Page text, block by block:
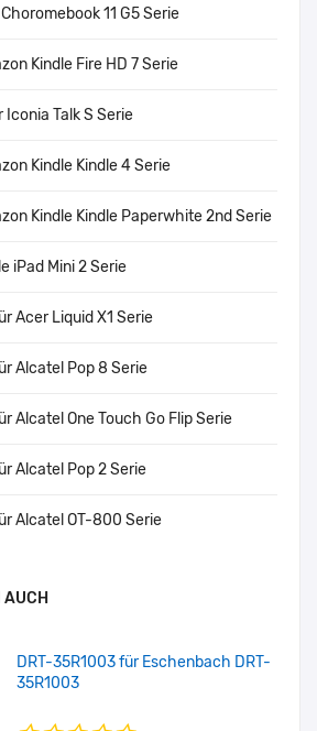
11 G5 Serie
Kindle Fire HD 7 Serie
Talk S Serie
Kindle Kindle 4 Serie
Kindle Kindle Paperwhite 2nd Serie
iPad Mini 2 Serie
Acer Liquid X1 Serie
Alcatel Pop 8 Serie
Alcatel One Touch Go Flip Serie
Alcatel Pop 2 Serie
Alcatel OT-800 Serie
AUCH
DRT-35R1003 für Eschenbach DRT-
35R1003